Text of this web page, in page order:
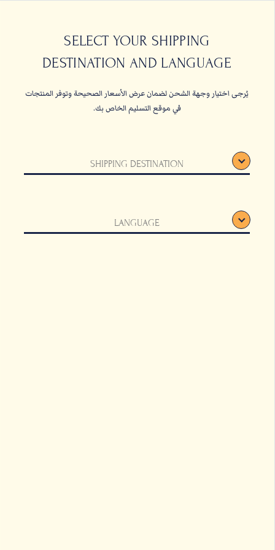
الصفحة الرئيسية حبات البن
حبات البن القهوة المعلبةSELECT YOUR SHIPPING
DESTINATION AND LANGUAGE
يُرجى اختيار وجهة الشحن لضمان عرض الأسعار الصحيحة وتوفر المنتجات
في موقع التسليم الخاص بك.
SHIPPING DESTINATION
LANGUAGE